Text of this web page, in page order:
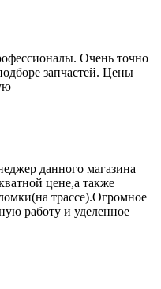
Очень точно
запчастей. Цены
данного магазина
цене,а также
трассе).Огромное
работу и уделенное